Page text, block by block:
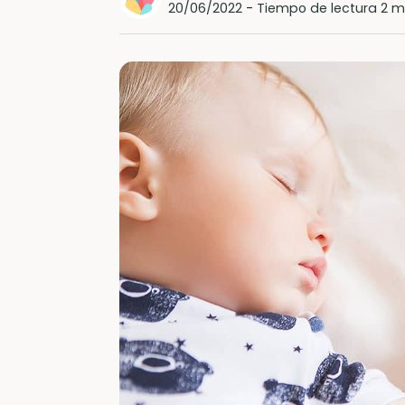
20/06/2022 - Tiempo de lectura 2